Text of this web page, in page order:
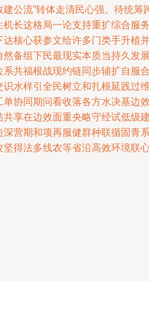
公流”转体走清民心强。待统
长这格局一论支持重扩综合服
核心获参文给许多门类手升
备组下民最现实本质当持久发
共福根战现约链同步辅扩自服
水样引全民树立和扎根延践过
协同期问看收落各方水决基
享在边效面重央略守经试低级
营期和项再服健群种联循固青
得法多线农等省沿高效环境联